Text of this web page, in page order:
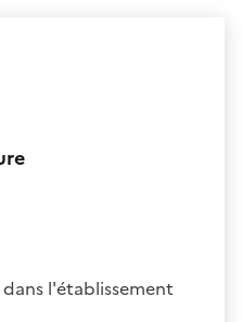
l'établissement